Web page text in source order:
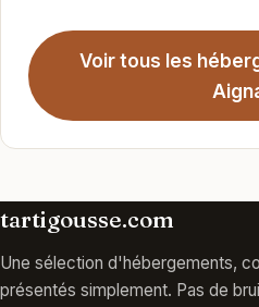
Voir tous les
tartigousse.com
Une sélection d'hébergements,
présentés simplement. Pas de